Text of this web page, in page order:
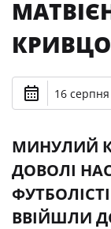
16
МИНУЛИЙ
ДОВОЛІ
ВВІЙШЛИ